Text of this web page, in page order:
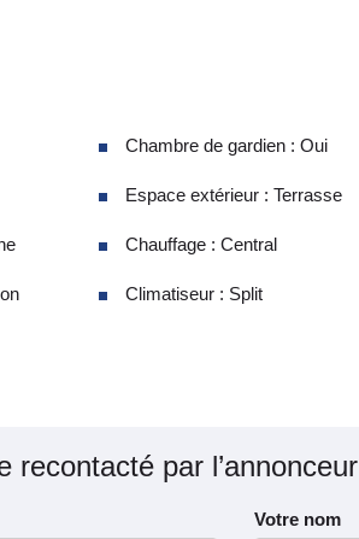
Chambre de gardien : Oui
Espace extérieur : Terrasse
Chauffage : Central
Climatiseur : Split
recontacté par l’annonceur
Votre nom